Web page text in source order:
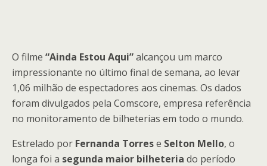
O filme “Ainda Estou Aqui”alcançou um marco
impressionante no último final de semana, ao levar
1,06 milhão de espectadores aos cinemas. Os dados
foram divulgados pela Comscore, empresa referência
no monitoramento de bilheterias em todo o mundo.
Estrelado por Fernanda Torrese Selton Mello, o
longa foi a segunda maior bilheteria do período